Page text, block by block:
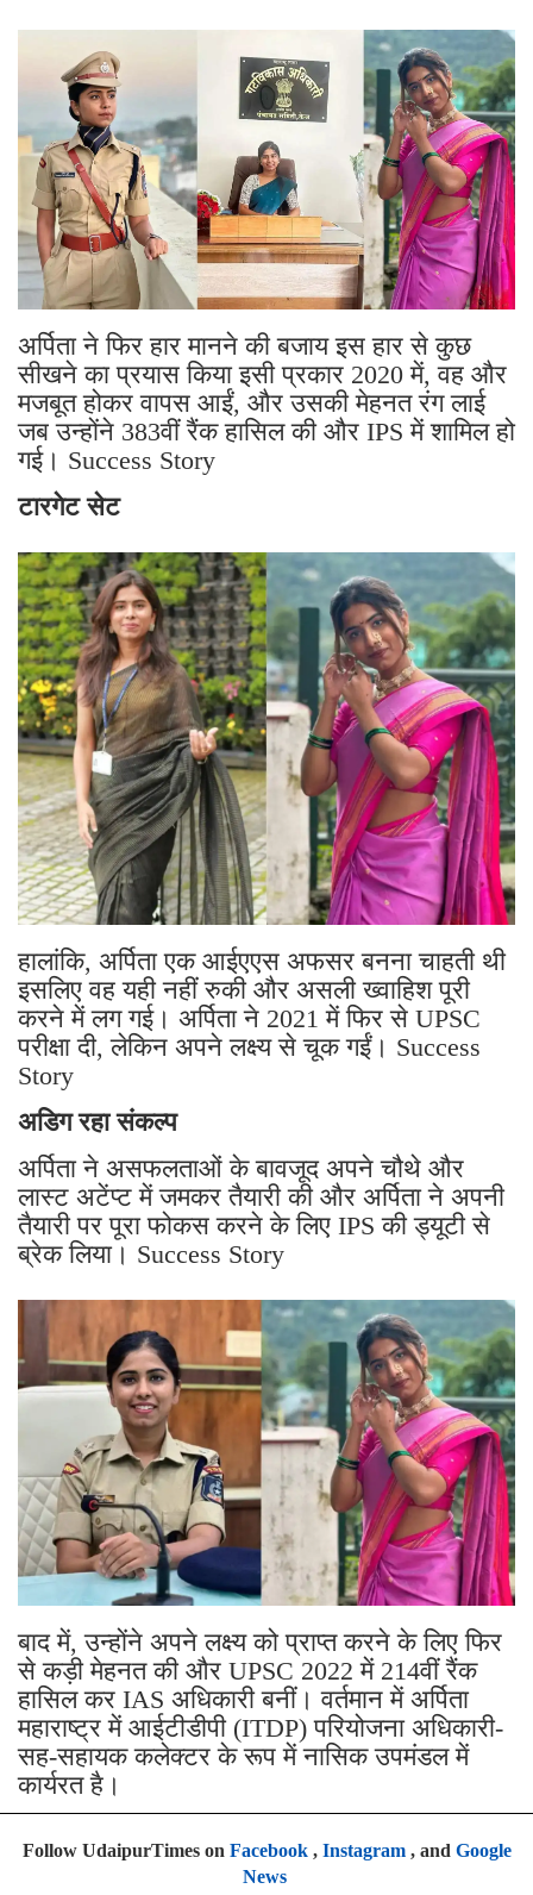
अर्पिता ने फिर हार मानने की बजाय इस हार से कुछ
सीखने का प्रयास किया इसी प्रकार 2020 में, वह और
मजबूत होकर वापस आईं, और उसकी मेहनत रंग लाई
जब उन्होंने 383वीं रैंक हासिल की और IPS में शामिल हो
गई। Success Story
टारगेट सेट
हालांकि, अर्पिता एक आईएएस अफसर बनना चाहती थी
इसलिए वह यही नहीं रुकी और असली ख्वाहिश पूरी
करने में लग गई। अर्पिता ने 2021 में फिर से UPSC
परीक्षा दी, लेकिन अपने लक्ष्य से चूक गईं। Success
Story
अडिग रहा संकल्प
अर्पिता ने असफलताओं के बावजूद अपने चौथे और
लास्ट अटेंप्ट में जमकर तैयारी की और अर्पिता ने अपनी
तैयारी पर पूरा फोकस करने के लिए IPS की ड्यूटी से
ब्रेक लिया। Success Story
बाद में, उन्होंने अपने लक्ष्य को प्राप्त करने के लिए फिर
से कड़ी मेहनत की और UPSC 2022 में 214वीं रैंक
हासिल कर IAS अधिकारी बनीं। वर्तमान में अर्पिता
महाराष्ट्र में आईटीडीपी (ITDP) परियोजना अधिकारी-
सह-सहायक कलेक्टर के रूप में नासिक उपमंडल में
कार्यरत है।
Follow UdaipurTimes on Facebook, Instagram, and Google
News